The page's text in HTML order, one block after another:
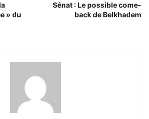
» du
Sénat : Le possible come-
back de Belkhadem